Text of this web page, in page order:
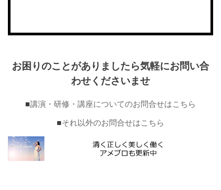
お困りのことがありましたら気軽にお問い合
わせくださいませ
■講演・研修・講座についてのお問合せはこちら
■それ以外のお問合せはこちら